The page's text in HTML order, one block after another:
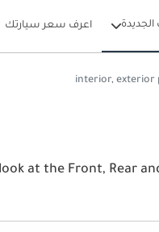
الجديدة اعرف سعر سيارتك